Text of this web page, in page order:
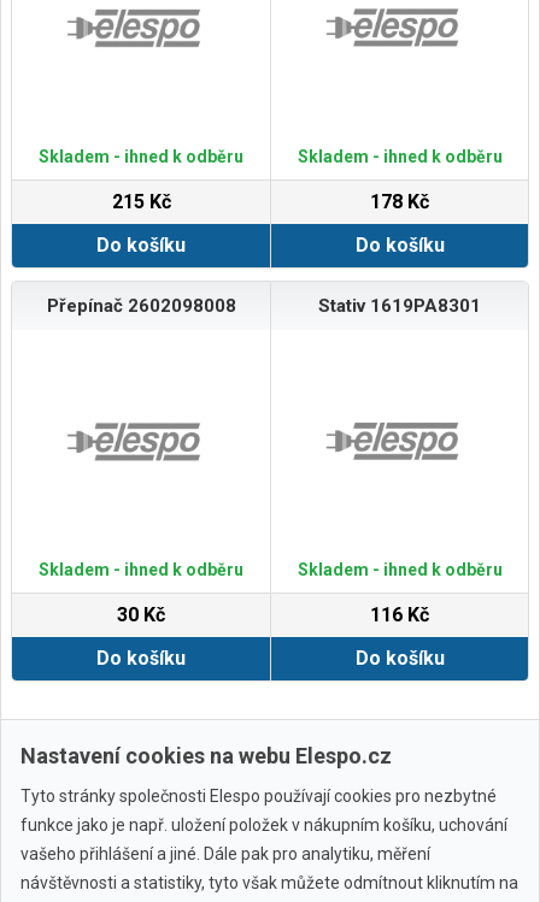
Skladem - ihned k odběru
215 Kč
Do košíku
Skladem - ihned k odběru
178 Kč
Do košíku
Přepínač 2602098008
Skladem - ihned k odběru
30 Kč
Do košíku
Stativ 1619PA8301
Skladem - ihned k odběru
116 Kč
Do košíku
Zobrazit další
Nastavení cookies na webu Elespo.cz
Tyto stránky společnosti Elespo používají cookies pro nezbytné
funkce jako je např. uložení položek v nákupním košíku, uchování
vašeho přihlášení a jiné. Dále pak pro analytiku, měření
návštěvnosti a statistiky, tyto však můžete odmítnout kliknutím na